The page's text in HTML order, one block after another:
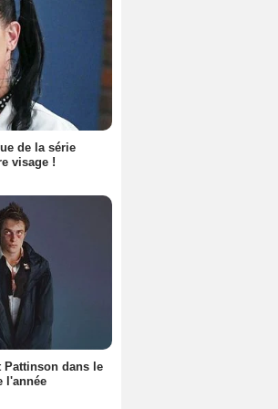
de la série
visage !
Pattinson dans le
l'année